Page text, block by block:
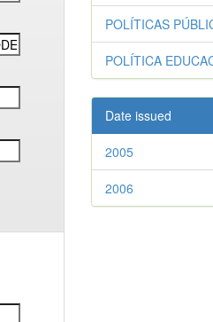
POLÍTICAS
POLÍTICA
Date issued
2005
2006